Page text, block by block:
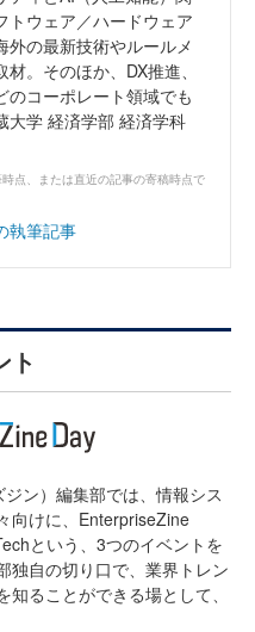
トウェア／ハードウェア
外の最新技術やルールメ
。そのほか、DX推進、
のコーポレート領域でも
大学 経済学部 経済学科
点、または直近の記事の寄稿時点で
執筆記事
ト
ン）編集部では、情報シス
向けに、EnterpriseZine
という、3つのイベントを
独自の切り口で、業界トレン
ることができる場として、